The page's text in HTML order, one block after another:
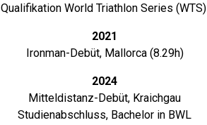
Qualifikation World Triathlon Series (WTS)
2021
Ironman-Debüt, Mallorca (8.29h)
2024
Mitteldistanz-Debüt, Kraichgau
Studienabschluss, Bachelor in BWL